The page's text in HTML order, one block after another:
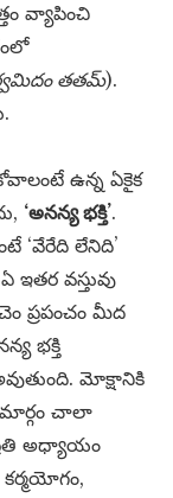
వ్యాపించి
తతమ్).
ఉన్న ఏకైక
‘అనన్య భక్తి’.
‘వేరేది లేనిది’
ఇతర వస్తువు
ప్రపంచం మీద
భక్తి
మోక్షానికి
మార్గం చాలా
అధ్యాయం
కర్మయోగం,